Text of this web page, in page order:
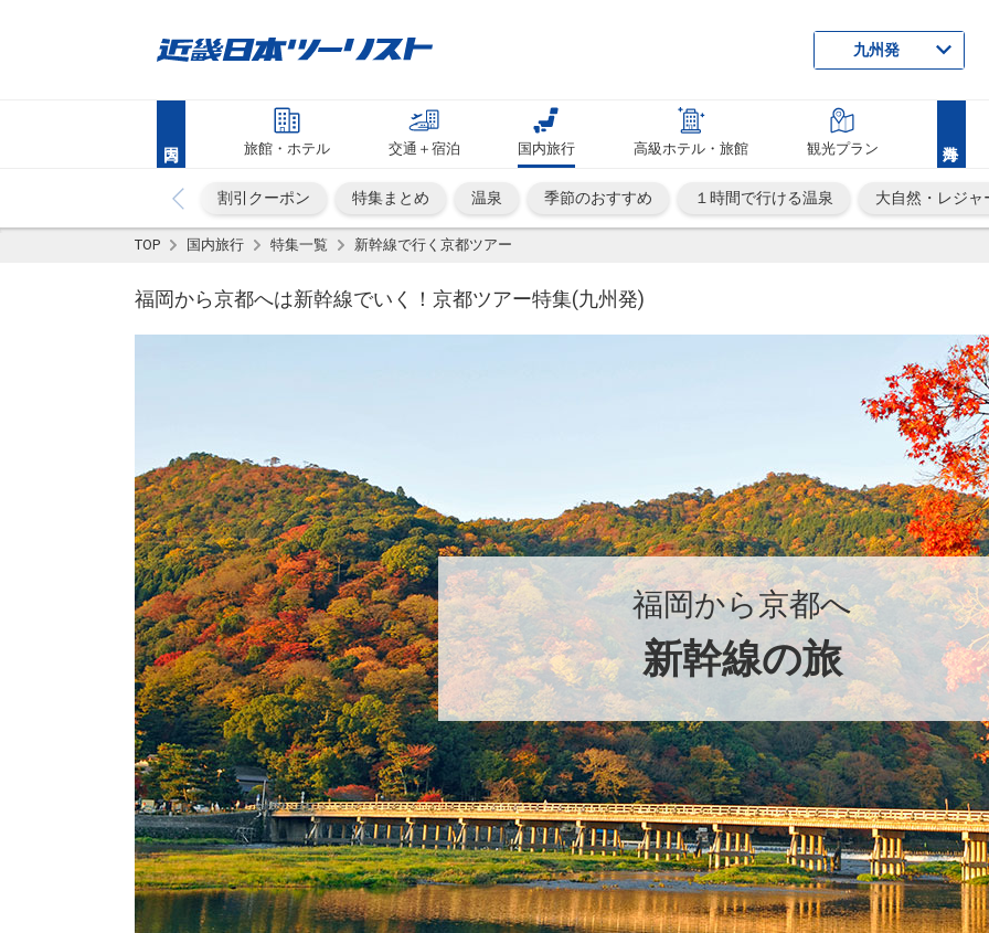
九州発
旅館・ホテル 交通＋宿泊 国内旅行 高級ホテル・旅館 観光プラン
割引クーポン 特集まとめ 温泉 季節のおすすめ １時間で行ける温泉 大自然・レジャ
TOP 国内旅行 特集一覧 新幹線で行く京都ツアー
福岡から京都へは新幹線でいく！京都ツアー特集(九州発)
福岡から京都へ
新幹線の旅